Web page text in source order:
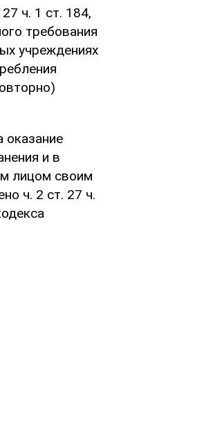
ч. 1 ст. 184,
требования
учреждениях
оказание
и в
лицом своим
ч. 2 ст. 27 ч.